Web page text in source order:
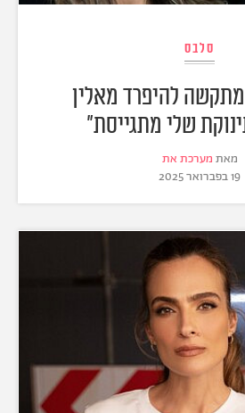
סלבס
מתקשה להיפרד מאלין
שלי מתגייסת"
מאת מערכת את
19 בפברואר 2025